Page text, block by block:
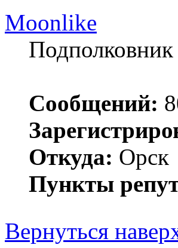
Moonlike
Подполковник
Сообщений:
Откуда: Орск
Пункты
Вернуться